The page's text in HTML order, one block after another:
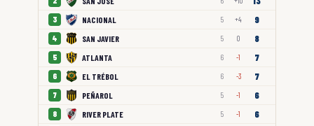
3 NACIONAL 5 +4 9
4 SAN JAVIER 5 0 8
5 ATLANTA 6 -1 7
6 EL TRÉBOL 6 -3 7
7 PEÑAROL 5 -1 6
8 RIVER PLATE 5 -1 6